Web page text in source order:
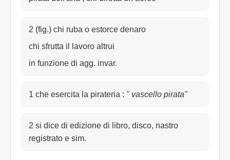
2 (fig.) chi ruba o estorce denaro
chi sfrutta il lavoro altrui
in funzione di agg. invar.
1 che esercita la pirateria : " vascello pirata"
2 si dice di edizione di libro, disco, nastro
registrato e sim.